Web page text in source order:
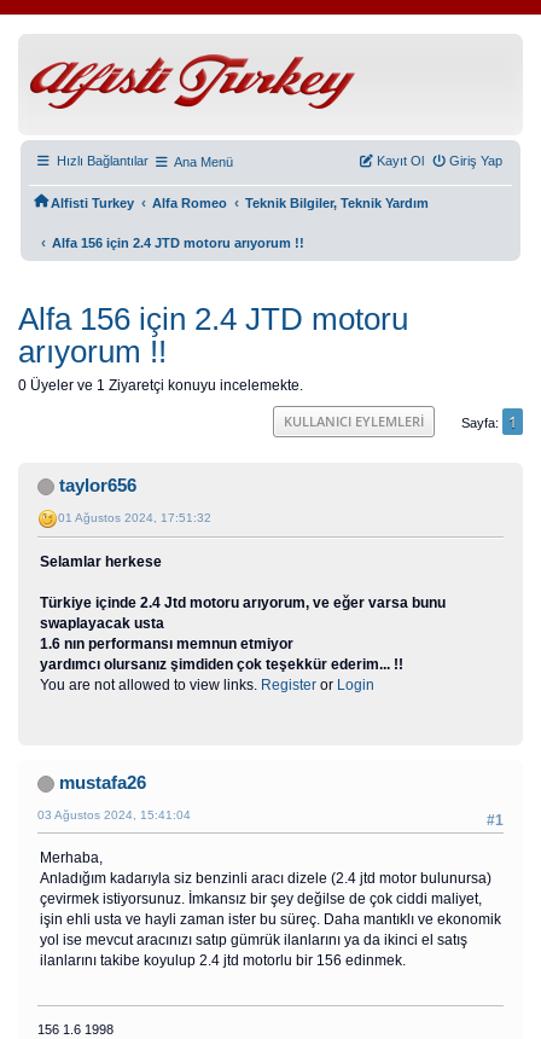
Hızlı Bağlantılar Ana Menü Giriş Yap
Kayıt Ol
Alfisti Turkey ‹ Alfa Romeo ‹ Teknik Bilgiler, Teknik Yardım
‹ Alfa 156 için 2.4 JTD motoru arıyorum !!
Alfa 156 için 2.4 JTD motoru
arıyorum !!
0 Üyeler ve 1 Ziyaretçi konuyu incelemekte.
Sayfa 1
KULLANICI EYLEMLERI
taylor656
01 Ağustos 2024, 17:51:32
Selamlar herkese
Türkiye içinde 2.4 Jtd motoru arıyorum, ve eğer varsa bunu
swaplayacak usta
1.6 nın performansı memnun etmiyor
yardımcı olursanız şimdiden çok teşekkür ederim... !!
You are not allowed to view links. Register or Login
mustafa26
#1
03 Ağustos 2024, 15:41:04
Merhaba,
Anladığım kadarıyla siz benzinli aracı dizele (2.4 jtd motor bulunursa)
çevirmek istiyorsunuz. İmkansız bir şey değilse de çok ciddi maliyet,
işin ehli usta ve hayli zaman ister bu süreç. Daha mantıklı ve ekonomik
yol ise mevcut aracınızı satıp gümrük ilanlarını ya da ikinci el satış
ilanlarını takibe koyulup 2.4 jtd motorlu bir 156 edinmek.
156 1.6 1998